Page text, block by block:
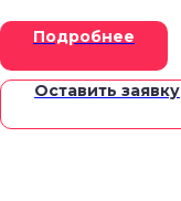
Подробнее
Оставить заявку